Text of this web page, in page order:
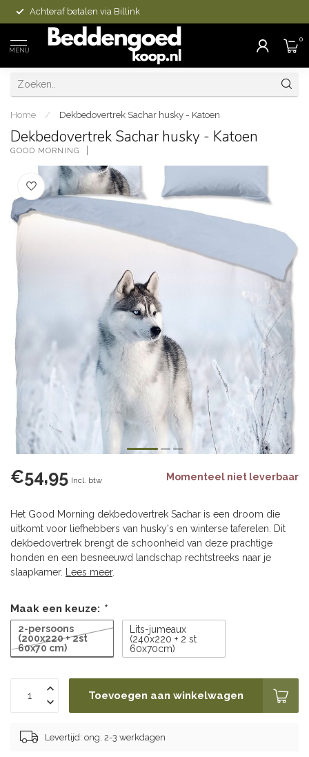
Achteraf betalen via Billink
MENU
0
Home / Dekbedovertrek Sachar husky - Katoen
Dekbedovertrek Sachar husky - Katoen
GOOD MORNING
€54,95 Incl. btw Momenteel niet leverbaar
Het Good Morning dekbedovertrek Sachar is een droom die
uitkomt voor liefhebbers van husky's en winterse taferelen. Dit
dekbedovertrek brengt de schoonheid van deze prachtige
honden en een besneeuwd landschap rechtstreeks naar je
slaapkamer.
Lees meer.
Maak een keuze: *
2-persoons
(200x220 + 2st
60x70 cm)
Lits-jumeaux
(240x220 + 2 st
60x70cm)
Toevoegen aan winkelwagen
Levertijd: ong. 2-3 werkdagen